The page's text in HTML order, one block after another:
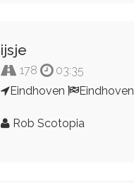
ijsje
178
03:35
Eindhoven
Eindhoven
Rob Scotopia